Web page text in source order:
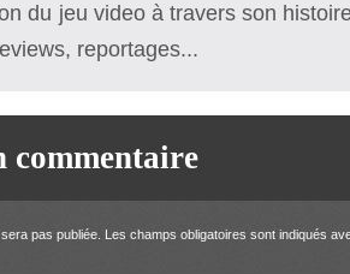
du jeu video à travers son
reportages...
commentaire
pas publiée. Les champs obligatoires sont indiqués